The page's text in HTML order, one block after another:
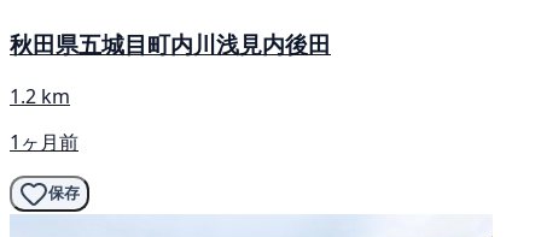
秋田県五城目町内川浅見内後田
1.2 km
1ヶ月前
保存